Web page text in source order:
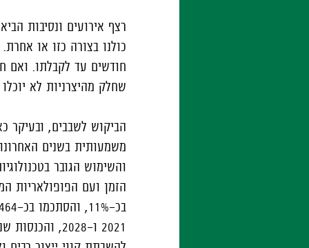
כולנו בצורה כזו או
חודשים עד לקבלתו. ואם
שחלק מהיצרניות לא
הביקוש לשבבים, ובעיקר
משמעותית בשנים
והשימוש הגובר
הזמן ועם הפופולאריות
בכ-11%, והסתכמו בכ-464 מיליארד דולרים. חברת המחקר